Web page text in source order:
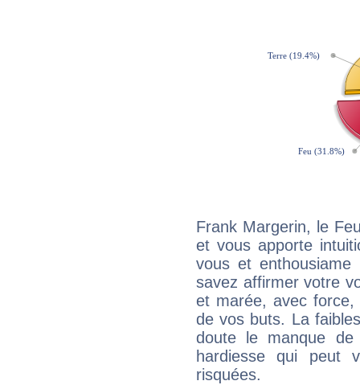
Frank Margerin, le
et vous apporte
vous et
savez affirmer votre
et marée, avec
de vos buts. La
doute le manque
hardiesse qui peut
risquées.